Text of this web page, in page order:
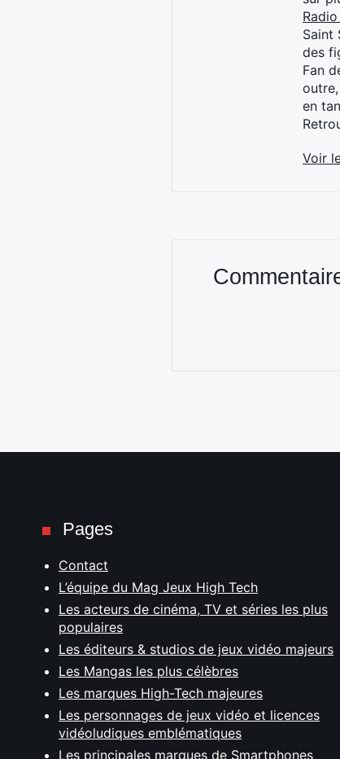
Saint
des
Fan
en
Voir
Pages
Contact
L’équipe du Mag Jeux High Tech
Les acteurs de cinéma, TV et séries les plus
populaires
Les éditeurs & studios de jeux vidéo majeurs
Les Mangas les plus célèbres
Les marques High-Tech majeures
Les personnages de jeux vidéo et licences
vidéoludiques emblématiques
Les principales marques de Smartphones